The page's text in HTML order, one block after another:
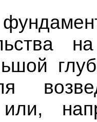
такого